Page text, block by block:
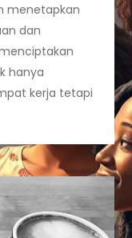
menetapkan
dan
hanya
kerja tetapi